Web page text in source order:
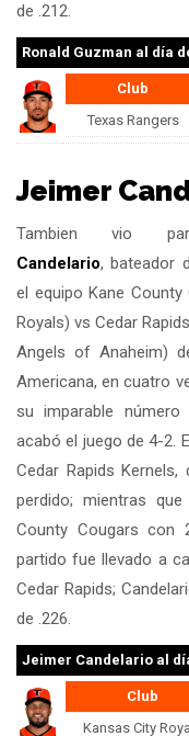
de .212.
Ronald Guzman al día
Club
Texas Rangers
Jeimer
Tambien vio
Candelario, bateador
el equipo Kane
Royals) vs Cedar
Angels of Anaheim)
Americana, en cuatro
su imparable
acabó el juego de 4-2.
Cedar Rapids
perdido; mientras
County Cougars con
partido fue llevado a
Cedar Rapids;
de .226.
Jeimer Candelario al
Club
Kansas City